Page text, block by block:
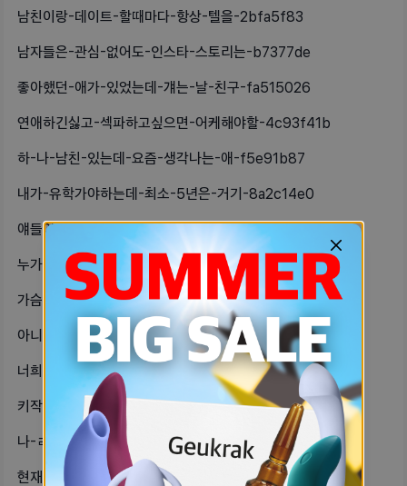
남친이랑-데이트-할때마다-항상-텔을-2bfa5f83
남자들은-관심-없어도-인스타-스토리는-b7377de
좋아했던-애가-있었는데-걔는-날-친구-fa515026
연애하긴싫고-섹파하고싶으면-어케해야할-4c93f41b
하-나-남친-있는데-요즘-생각나는-애-f5e91b87
내가-유학가야하는데-최소-5년은-거기-8a2c14e0
얘들아-나-교환학생가서-5개월간-남친-19544fc8
누가-예전에-이-체위가-엄청-자극되고-3fdd0ed0
가슴-크고-다리-이뻐지고-싶다-제발-e15602df
아니-남친이랑-싸우고-3일정도-연락-c21e46d0
너희-커플은-호칭-뭐야-난-그냥-기본-9e7435b1
키작으면-여성상위-어렵니아직해본건-아-ff11eb8d
나-ㄹㅇ-답정너-스타일인가봐-오늘-본-feb19bc7
현재-남친이랑-91일정도-사귀고-있고-976c4ce8